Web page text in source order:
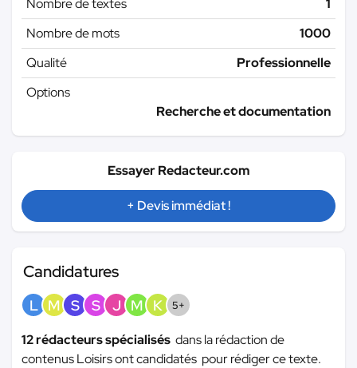
Nombre de mots
1000
Qualité
Professionnelle
Options
Recherche et documentation
Essayer Redacteur.com
+ Devis immédiat !
Candidatures
L M S S J M K 5+
12 rédacteurs spécialisés dans la rédaction de
contenus Loisirs ont candidatés pour rédiger ce texte.